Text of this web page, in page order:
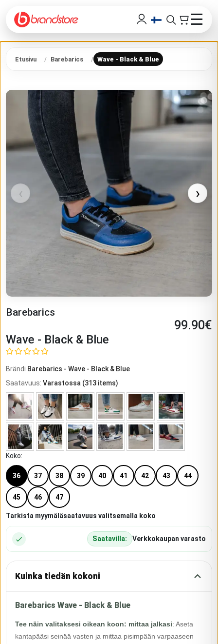
☰
Etusivu Barebarics Wave - Black & Blue
‹ ›
Barebarics
99.90€
Wave - Black & Blue
Brändi Barebarics - Wave - Black & Blue
Saatavuus: Varastossa (313 items)
Koko:
36 37 38 39 40 41 42 43 44
45 46 47
Tarkista myymäläsaatavuus valitsemalla koko
Saatavilla: Verkkokaupan varasto
Kuinka tiedän kokoni
Barebarics Wave - Black & Blue
Tee näin valitaksesi oikean koon: mittaa jalkasi: Aseta
kantapääsi seinää vasten ja mittaa pisimpään varpaaseen